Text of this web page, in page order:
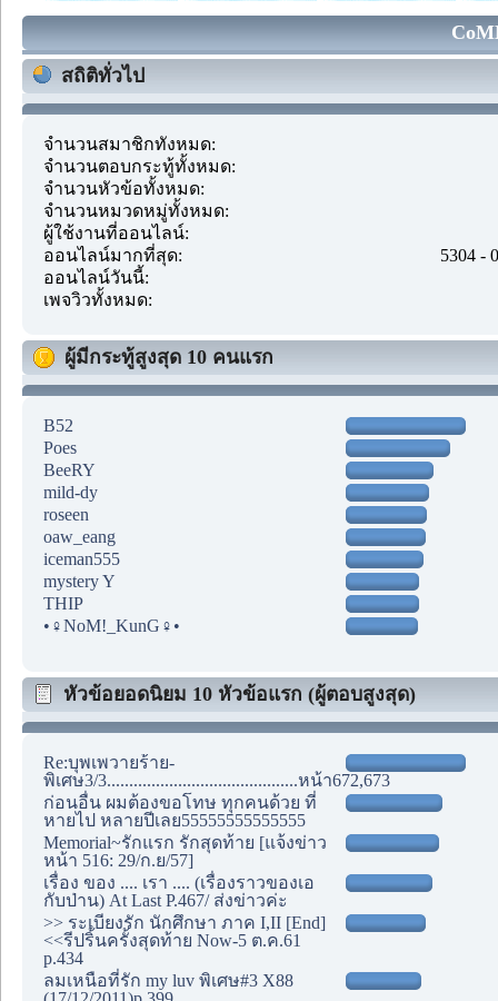
สถิติทั่วไป
จำนวนสมาชิกทั้งหมด:
จำนวนตอบกระทู้ทั้งหมด:
จำนวนหัวข้อทั้งหมด:
จำนวนหมวดหมู่ทั้งหมด:
ผู้ใช้งานที่ออนไลน์:
ออนไลน์มากที่สุด:
5304 -
ออนไลน์วันนี้:
เพจวิวทั้งหมด:
ผู้มีกระทู้สูงสุด 10 คนแรก
B52
Poes
BeeRY
mild-dy
roseen
oaw_eang
iceman555
mystery Y
THIP
•♀NoM!_KunG♀•
หัวข้อยอดนิยม 10 หัวข้อแรก (ผู้ตอบสูงสุด)
Re:บุพเพวายร้าย-
พิเศษ3/3...........................................หน้า672,673
ก่อนอื่น ผมต้องขอโทษ ทุกคนด้วย ที่
หายไป หลายปีเลย55555555555555
Memorial~รักแรก รักสุดท้าย [แจ้งข่าว
หน้า 516: 29/ก.ย/57]
เรื่อง ของ .... เรา .... (เรื่องราวของเอ
กับป่าน) At Last P.467/ ส่งข่าวค่ะ
>> ระเบียงรัก นักศึกษา ภาค I,II [End]
<<รีปริ้นครั้งสุดท้าย Now-5 ต.ค.61
p.434
ลมเหนือที่รัก my luv พิเศษ#3 X88